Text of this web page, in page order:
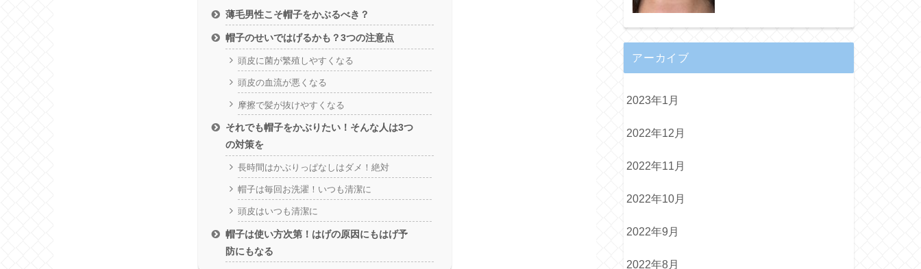
薄毛男性こそ帽子をかぶるべき？
帽子のせいではげるかも？3つの注意点
頭皮に菌が繁殖しやすくなる
頭皮の血流が悪くなる
摩擦で髪が抜けやすくなる
それでも帽子をかぶりたい！そんな人は3つ
の対策を
長時間はかぶりっぱなしはダメ！絶対
帽子は毎回お洗濯！いつも清潔に
頭皮はいつも清潔に
帽子は使い方次第！はげの原因にもはげ予
防にもなる
アーカイブ
2023年1月
2022年12月
2022年11月
2022年10月
2022年9月
2022年8月